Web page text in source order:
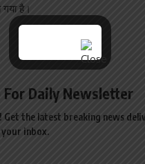
है।
For Daily Newsletter
Get the latest breaking news
inbox.